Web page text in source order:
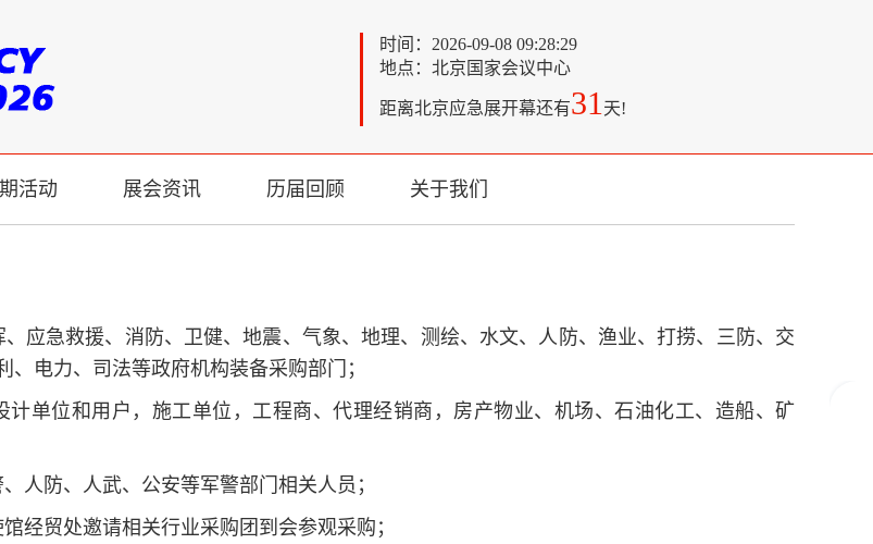
时间： 2026-09-08 09:28:29
地点：北京国家会议中心
距离北京应急展开幕还有31 天!
活动 展会资讯 历届回顾 关于我们
应急救援、消防、卫健、地震、气象、地理、测绘、水文、人防、渔业、打捞、三防、交
、电力、司法等政府机构装备采购部门；
计单位和用户，施工单位，工程商、代理经销商，房产物业、机场、石油化工、造船、矿
人防、人武、公安等军警部门相关人员；
经贸处邀请相关行业采购团到会参观采购；